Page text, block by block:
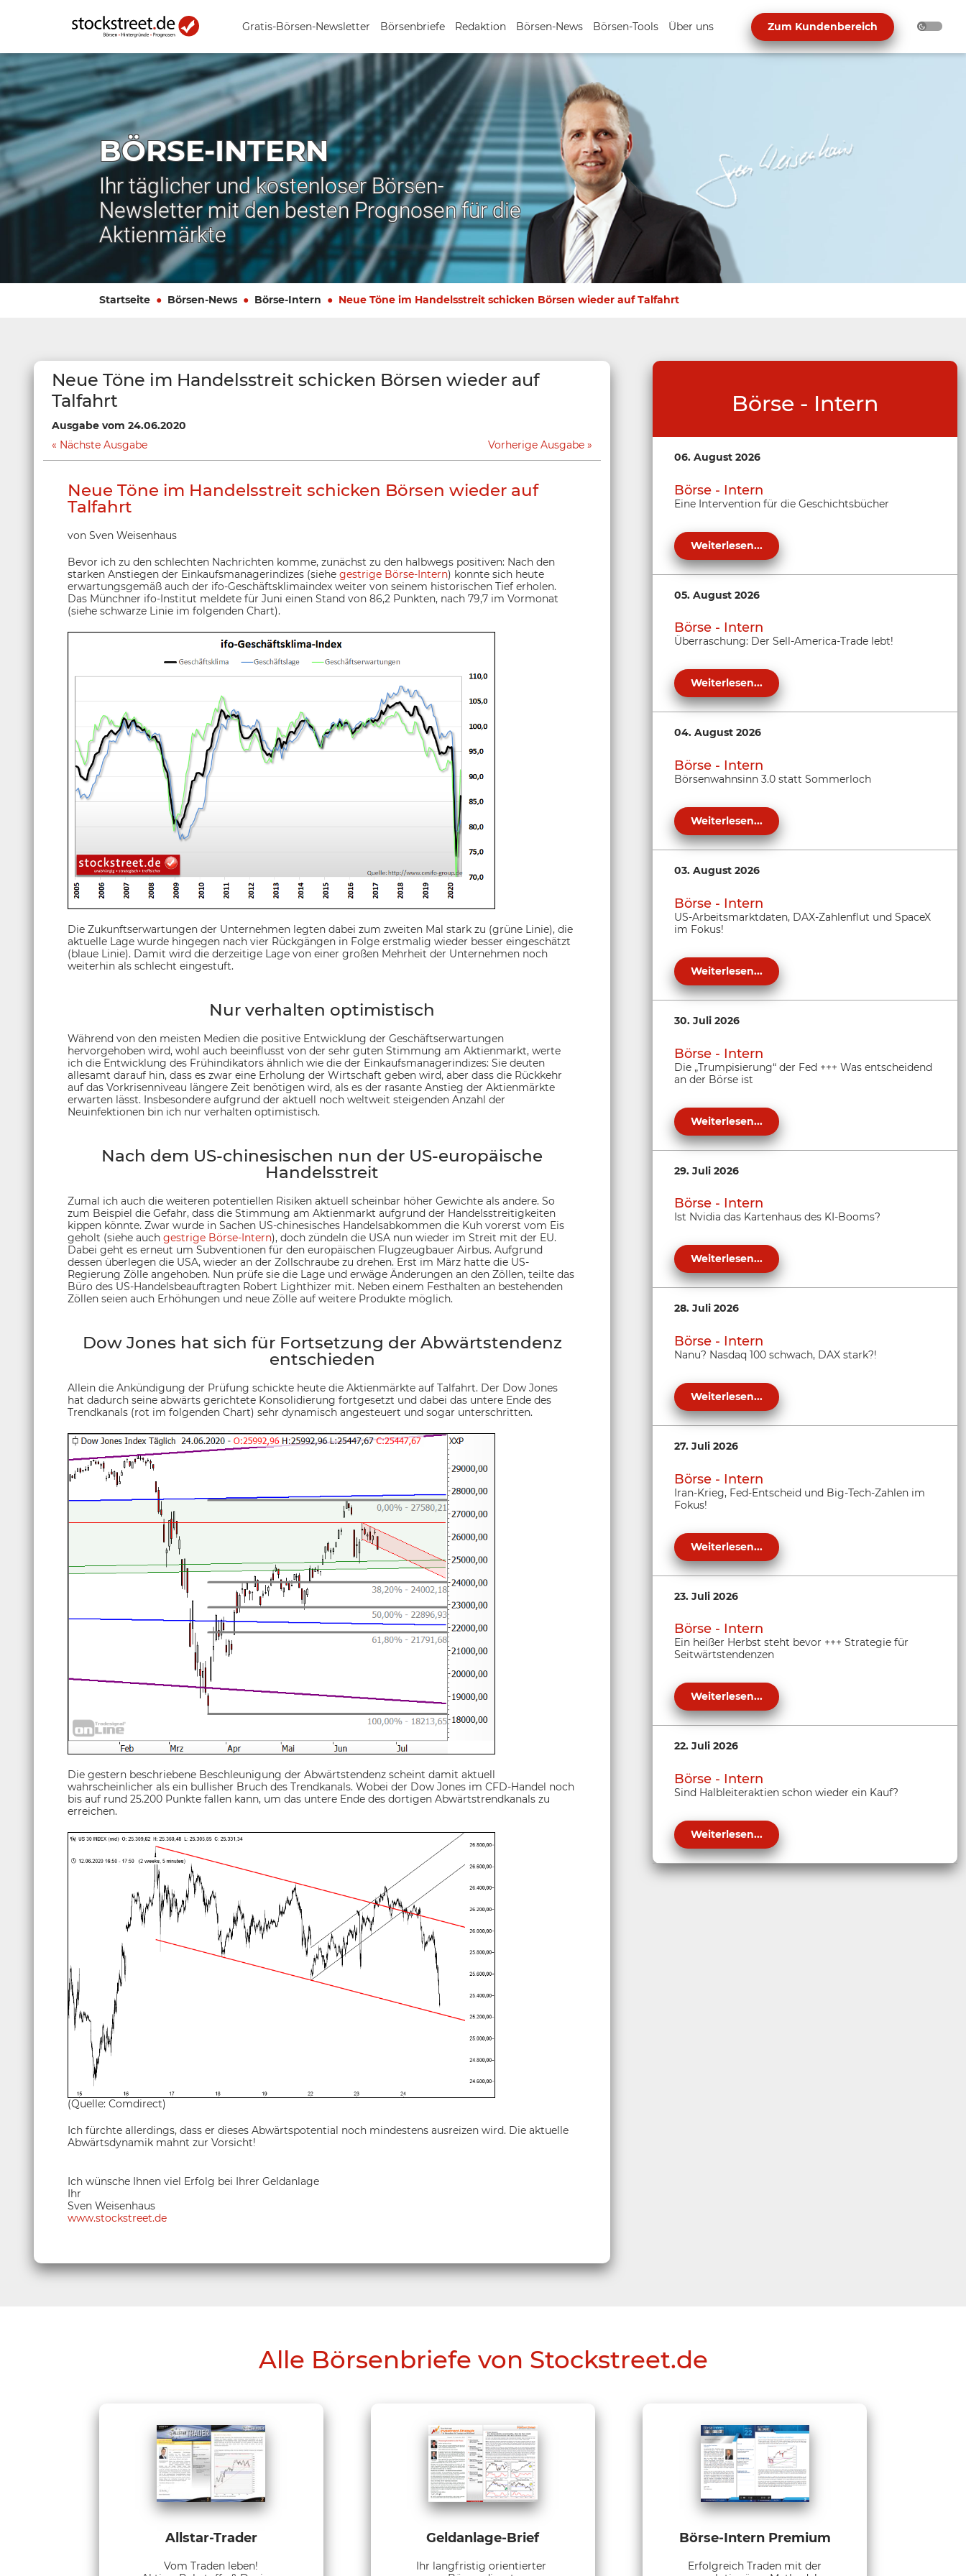
Gratis-Börsen-Newsletter Börsenbriefe Redaktion Börsen-News Börsen-Tools Über uns Zum Kundenbereich
BÖRSE-INTERN
Ihr täglicher und kostenloser Börsen-
Newsletter mit den besten Prognosen für die
Aktienmärkte
Startseite Börsen-News Börse-Intern Neue Töne im Handelsstreit schicken Börsen wieder auf Talfahrt
Neue Töne im Handelsstreit schicken Börsen wieder auf
Talfahrt
Ausgabe vom 24.06.2020
Nächste Ausgabe
Vorherige Ausgabe
Neue Töne im Handelsstreit schicken Börsen wieder auf
Talfahrt
von Sven Weisenhaus
Bevor ich zu den schlechten Nachrichten komme, zunächst zu den halbwegs positiven: Nach den
starken Anstiegen der Einkaufsmanagerindizes (siehe gestrige Börse-Intern) konnte sich heute
erwartungsgemäß auch der ifo-Geschäftsklimaindex weiter von seinem historischen Tief erholen.
Das Münchner ifo-Institut meldete für Juni einen Stand von 86,2 Punkten, nach 79,7 im Vormonat
(siehe schwarze Linie im folgenden Chart).
Die Zukunftserwartungen der Unternehmen legten dabei zum zweiten Mal stark zu (grüne Linie), die
aktuelle Lage wurde hingegen nach vier Rückgängen in Folge erstmalig wieder besser eingeschätzt
(blaue Linie). Damit wird die derzeitige Lage von einer großen Mehrheit der Unternehmen noch
weiterhin als schlecht eingestuft.
Nur verhalten optimistisch
Während von den meisten Medien die positive Entwicklung der Geschäftserwartungen
hervorgehoben wird, wohl auch beeinflusst von der sehr guten Stimmung am Aktienmarkt, werte
ich die Entwicklung des Frühindikators ähnlich wie die der Einkaufsmanagerindizes: Sie deuten
allesamt darauf hin, dass es zwar eine Erholung der Wirtschaft geben wird, aber dass die Rückkehr
auf das Vorkrisenniveau längere Zeit benötigen wird, als es der rasante Anstieg der Aktienmärkte
erwarten lässt. Insbesondere aufgrund der aktuell noch weltweit steigenden Anzahl der
Neuinfektionen bin ich nur verhalten optimistisch.
Nach dem US-chinesischen nun der US-europäische
Handelsstreit
Zumal ich auch die weiteren potentiellen Risiken aktuell scheinbar höher Gewichte als andere. So
zum Beispiel die Gefahr, dass die Stimmung am Aktienmarkt aufgrund der Handelsstreitigkeiten
kippen könnte. Zwar wurde in Sachen US-chinesisches Handelsabkommen die Kuh vorerst vom Eis
geholt (siehe auch gestrige Börse-Intern), doch zündeln die USA nun wieder im Streit mit der EU.
Dabei geht es erneut um Subventionen für den europäischen Flugzeugbauer Airbus. Aufgrund
dessen überlegen die USA, wieder an der Zollschraube zu drehen. Erst im März hatte die US-
Regierung Zölle angehoben. Nun prüfe sie die Lage und erwäge Änderungen an den Zöllen, teilte das
Büro des US-Handelsbeauftragten Robert Lighthizer mit. Neben einem Festhalten an bestehenden
Zöllen seien auch Erhöhungen und neue Zölle auf weitere Produkte möglich.
Dow Jones hat sich für Fortsetzung der Abwärtstendenz
entschieden
Allein die Ankündigung der Prüfung schickte heute die Aktienmärkte auf Talfahrt. Der Dow Jones
hat dadurch seine abwärts gerichtete Konsolidierung fortgesetzt und dabei das untere Ende des
Trendkanals (rot im folgenden Chart) sehr dynamisch angesteuert und sogar unterschritten.
Die gestern beschriebene Beschleunigung der Abwärtstendenz scheint damit aktuell
wahrscheinlicher als ein bullisher Bruch des Trendkanals. Wobei der Dow Jones im CFD-Handel noch
bis auf rund 25.200 Punkte fallen kann, um das untere Ende des dortigen Abwärtstrendkanals zu
erreichen.
(Quelle: Comdirect)
Ich fürchte allerdings, dass er dieses Abwärtspotential noch mindestens ausreizen wird. Die aktuelle
Abwärtsdynamik mahnt zur Vorsicht!
Ich wünsche Ihnen viel Erfolg bei Ihrer Geldanlage
Ihr
Sven Weisenhaus
www.stockstreet.de
Börse - Intern
06. August 2026
Börse - Intern
Eine Intervention für die Geschichtsbücher
Weiterlesen...
05. August 2026
Börse - Intern
Überraschung: Der Sell-America-Trade lebt!
Weiterlesen...
04. August 2026
Börse - Intern
Börsenwahnsinn 3.0 statt Sommerloch
Weiterlesen...
03. August 2026
Börse - Intern
US-Arbeitsmarktdaten, DAX-Zahlenflut und SpaceX
im Fokus!
Weiterlesen...
30. Juli 2026
Börse - Intern
Die „Trumpisierung“ der Fed +++ Was entscheidend
an der Börse ist
Weiterlesen...
29. Juli 2026
Börse - Intern
Ist Nvidia das Kartenhaus des KI-Booms?
Weiterlesen...
28. Juli 2026
Börse - Intern
Nanu? Nasdaq 100 schwach, DAX stark?!
Weiterlesen...
27. Juli 2026
Börse - Intern
Iran-Krieg, Fed-Entscheid und Big-Tech-Zahlen im
Fokus!
Weiterlesen...
23. Juli 2026
Börse - Intern
Ein heißer Herbst steht bevor +++ Strategie für
Seitwärtstendenzen
Weiterlesen...
22. Juli 2026
Börse - Intern
Sind Halbleiteraktien schon wieder ein Kauf?
Weiterlesen...
Alle Börsenbriefe von Stockstreet.de
Allstar-Trader
Vom Traden leben!
Geldanlage-Brief
Ihr langfristig orientierter
Börse-Intern Premium
Erfolgreich Traden mit der